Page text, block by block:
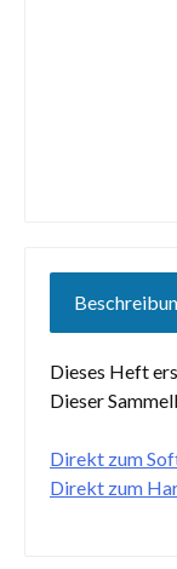
Dieses Heft
Dieser
Direkt zum
Direkt zum